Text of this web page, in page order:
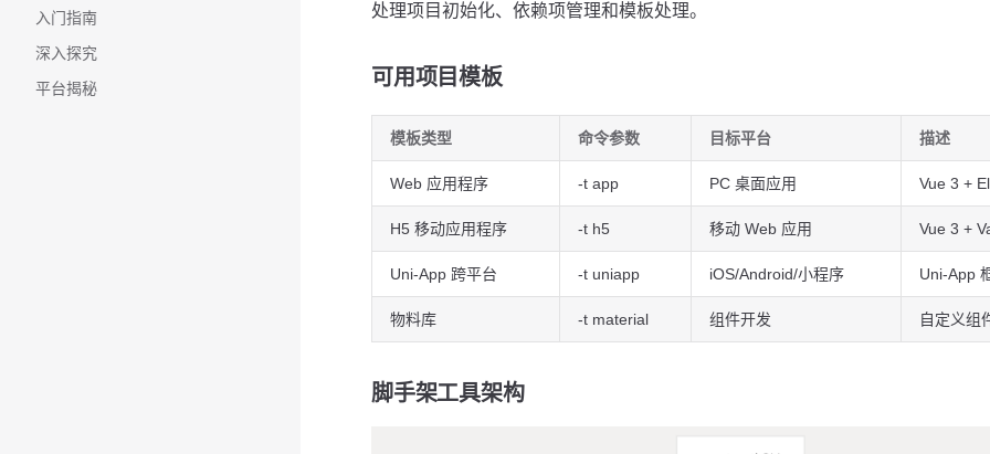
入门指南
深入探究
平台揭秘
处理项目初始化、依赖项管理和模板处理。
可用项目模板
模板类型 命令参数 目标平台 描述
Web 应用程序 -t app PC 桌面应用 Vue 3 +
H5 移动应用程序 -t h5 移动 Web 应用 Vue 3 +
Uni-App 跨平台 -t uniapp iOS/Android/小程序 Uni-App
物料库 -t material 组件开发 自定义组
脚手架工具架构